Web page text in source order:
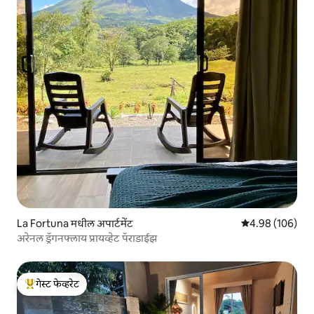
La Fortuna मधील अपार्टमेंट 5 पैकी 4.98
4.98 (106)
अरेनल ड्रॅगनफ्लाय प्रायव्हेट पॅराडाईझ
टॉप गेस्ट फेव्हरेट
गेस्ट फेव्हरेट